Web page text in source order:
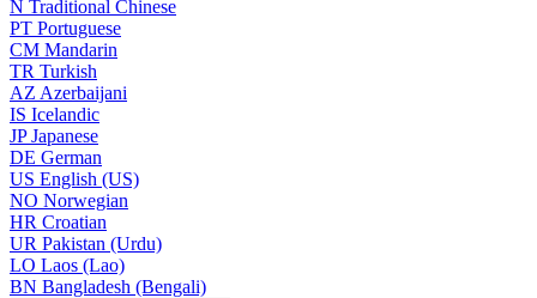
N Traditional Chinese
PT Portuguese
CM Mandarin
TR Turkish
AZ Azerbaijani
IS Icelandic
JPJapanese
DE German
US English (US)
NO Norwegian
HR Croatian
UR Pakistan (Urdu)
LO Laos (Lao)
BN Bangladesh (Bengali)